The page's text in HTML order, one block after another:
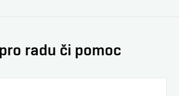
radu či pomoc